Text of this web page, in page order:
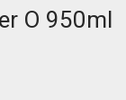
O 950ml